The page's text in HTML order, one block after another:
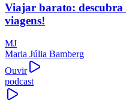
Viajar barato: descubra
viagens!
MJ
Maria Júlia Bamberg
Ouvir
podcast